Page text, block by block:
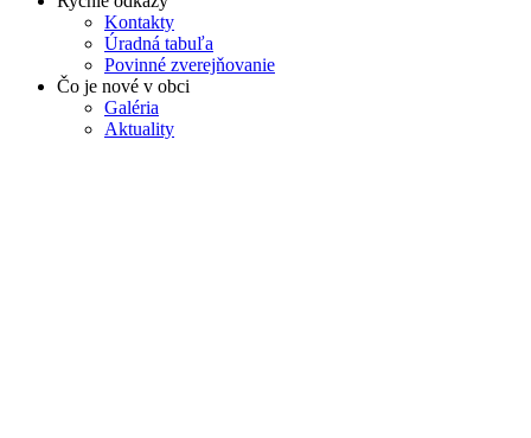
Kontakty
Úradná tabuľa
Povinné zverejňovanie
Čo je nové v obci
Galéria
Aktuality